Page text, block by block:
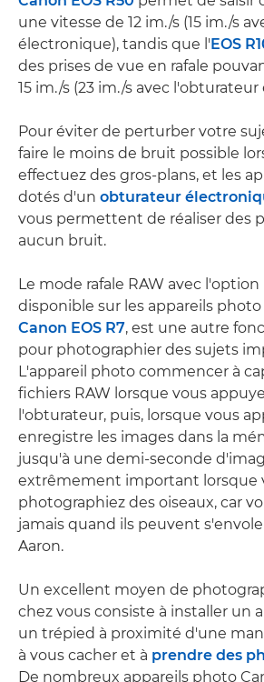
une vitesse de 12 im./s (15 im./s
électronique), tandis que l'EOS
des prises de vue en rafale
15 im./s (23 im./s avec
Pour éviter de perturber votre
faire le moins de bruit possible
effectuez des gros-plans, et les
dotés d'un obturateur
vous permettent de réaliser des
aucun bruit.
Le mode rafale RAW avec
disponible sur les appareils
Canon EOS R7, est une autre
pour photographier des sujets
L'appareil photo commencer à
fichiers RAW lorsque vous
l'obturateur, puis, lorsque vous
enregistre les images dans la
jusqu'à une demi-seconde
extrêmement important lorsque
photographiez des oiseaux, car
jamais quand ils peuvent
Aaron.
Un excellent moyen de
chez vous consiste à installer un
un trépied à proximité d'une
à vous cacher et à prendre des
De nombreux appareils photo